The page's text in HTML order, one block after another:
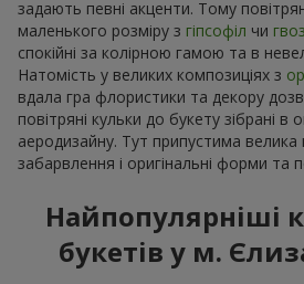
задають певні акценти. Тому
маленького розміру з гіпсофіл чи
спокійні за колірною гамою та в
Натомість у великих композиціях з
вдала гра флористики та декору
повітряні кульки до букету зібрані в
аеродизайну. Тут припустима велика
забарвлення і оригінальні форми та
Найпопулярніші
букетів у м.